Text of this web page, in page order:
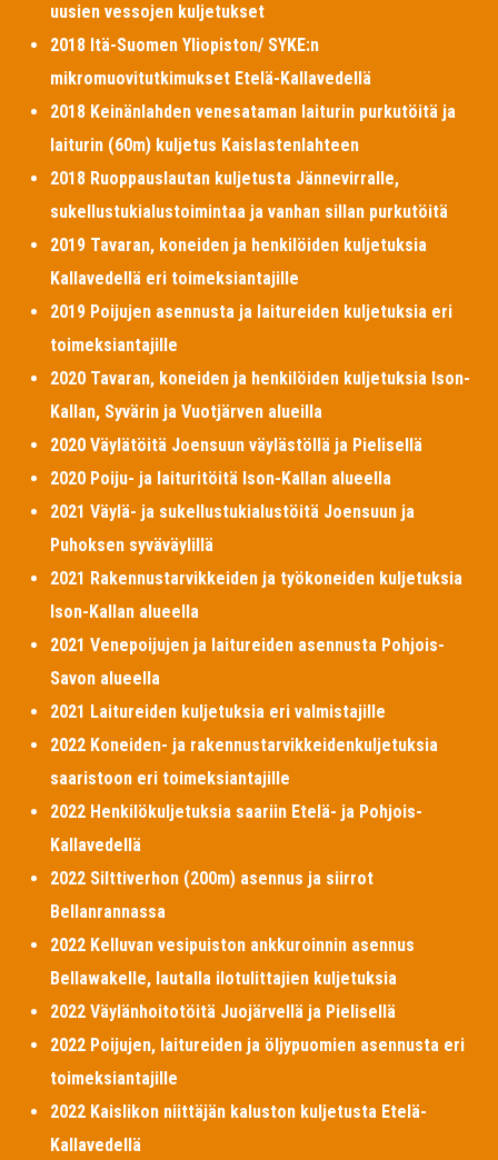
uusien vessojen kuljetukset
2018 Itä-Suomen Yliopiston/ SYKE:n
mikromuovitutkimukset Etelä-Kallavedellä
2018 Keinänlahden venesataman laiturin purkutöitä ja
laiturin (60m) kuljetus Kaislastenlahteen
2018 Ruoppauslautan kuljetusta Jännevirralle,
sukellustukialustoimintaa ja vanhan sillan purkutöitä
2019 Tavaran, koneiden ja henkilöiden kuljetuksia
Kallavedellä eri toimeksiantajille
2019 Poijujen asennusta ja laitureiden kuljetuksia eri
toimeksiantajille
2020 Tavaran, koneiden ja henkilöiden kuljetuksia Ison-
Kallan, Syvärin ja Vuotjärven alueilla
2020 Väylätöitä Joensuun väylästöllä ja Pielisellä
2020 Poiju- ja laituritöitä Ison-Kallan alueella
2021 Väylä- ja sukellustukialustöitä Joensuun ja
Puhoksen syväväylillä
2021 Rakennustarvikkeiden ja työkoneiden kuljetuksia
Ison-Kallan alueella
2021 Venepoijujen ja laitureiden asennusta Pohjois-
Savon alueella
2021 Laitureiden kuljetuksia eri valmistajille
2022 Koneiden- ja rakennustarvikkeidenkuljetuksia
saaristoon eri toimeksiantajille
2022 Henkilökuljetuksia saariin Etelä- ja Pohjois-
Kallavedellä
2022 Silttiverhon (200m) asennus ja siirrot
Bellanrannassa
2022 Kelluvan vesipuiston ankkuroinnin asennus
Bellawakelle, lautalla ilotulittajien kuljetuksia
2022 Väylänhoitotöitä Juojärvellä ja Pielisellä
2022 Poijujen, laitureiden ja öljypuomien asennusta eri
toimeksiantajille
2022 Kaislikon niittäjän kaluston kuljetusta Etelä-
Kallavedellä